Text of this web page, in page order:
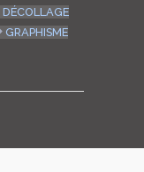
DÉCOLLAGE
GRAPHISME